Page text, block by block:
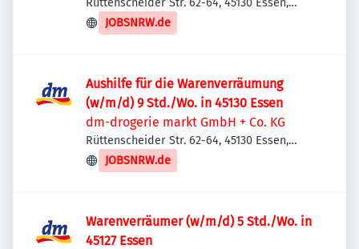
Rüttenscheider Str. 62-64, 45130 Essen,
Deutschland
JOBSNRW.de
Aushilfe für die Warenverräumung
(w/m/d) 9 Std./Wo. in 45130 Essen
dm-drogerie markt GmbH + Co. KG
Rüttenscheider Str. 62-64, 45130 Essen,
Deutschland
JOBSNRW.de
Warenverräumer (w/m/d) 5 Std./Wo. in
45127 Essen